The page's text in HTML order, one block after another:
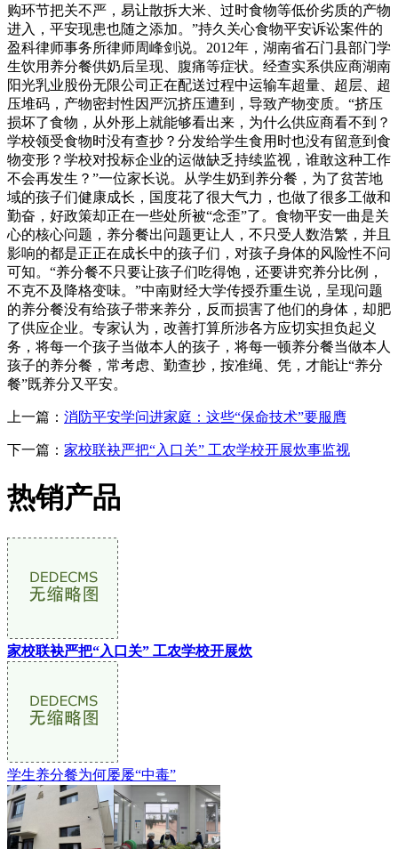
购环节把关不严，易让散拆大米、过时食物等低价劣质的产物
进入，平安现患也随之添加。”持久关心食物平安诉讼案件的
盈科律师事务所律师周峰剑说。2012年，湖南省石门县部门学
生饮用养分餐供奶后呈现、腹痛等症状。经查实系供应商湖南
阳光乳业股份无限公司正在配送过程中运输车超量、超层、超
压堆码，产物密封性因严沉挤压遭到，导致产物变质。“挤压
损坏了食物，从外形上就能够看出来，为什么供应商看不到？
学校领受食物时没有查抄？分发给学生食用时也没有留意到食
物变形？学校对投标企业的运做缺乏持续监视，谁敢这种工作
不会再发生？”一位家长说。从学生奶到养分餐，为了贫苦地
域的孩子们健康成长，国度花了很大气力，也做了很多工做和
勤奋，好政策却正在一些处所被“念歪”了。食物平安一曲是关
心的核心问题，养分餐出问题更让人，不只受人数浩繁，并且
影响的都是正正在成长中的孩子们，对孩子身体的风险性不问
可知。“养分餐不只要让孩子们吃得饱，还要讲究养分比例，
不克不及降格变味。”中南财经大学传授乔重生说，呈现问题
的养分餐没有给孩子带来养分，反而损害了他们的身体，却肥
了供应企业。专家认为，改善打算所涉各方应切实担负起义
务，将每一个孩子当做本人的孩子，将每一顿养分餐当做本人
孩子的养分餐，常考虑、勤查抄，按准绳、凭，才能让“养分
餐”既养分又平安。
上一篇： 消防平安学问进家庭：这些“保命技术”要服膺
下一篇： 家校联袂严把“入口关” 工农学校开展炊事监视
热销产品
家校联袂严把“入口关” 工农学校开展炊
学生养分餐为何屡屡“中毒”